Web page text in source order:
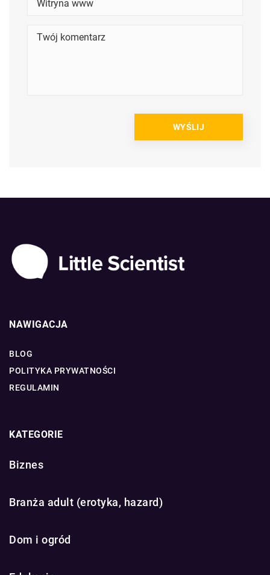
NAWIGACJA
BLOG
POLITYKA PRYWATNOŚCI
REGULAMIN
KATEGORIE
Biznes
Branża adult (erotyka, hazard)
Dom i ogród